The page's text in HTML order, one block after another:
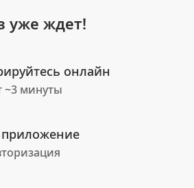
уже ждет!
онлайн
~3 минуты
приложение